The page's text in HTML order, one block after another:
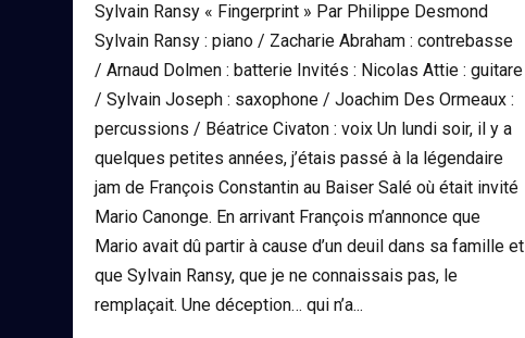
Sylvain Ransy « Fingerprint » Par Philippe Desmond
Sylvain Ransy : piano / Zacharie Abraham : contrebasse
/ Arnaud Dolmen : batterie Invités : Nicolas Attie : guitare
/ Sylvain Joseph : saxophone / Joachim Des Ormeaux :
percussions / Béatrice Civaton : voix Un lundi soir, il y a
quelques petites années, j’étais passé à la légendaire
jam de François Constantin au Baiser Salé où était invité
Mario Canonge. En arrivant François m’annonce que
Mario avait dû partir à cause d’un deuil dans sa famille et
que Sylvain Ransy, que je ne connaissais pas, le
remplaçait. Une déception… qui n’a...